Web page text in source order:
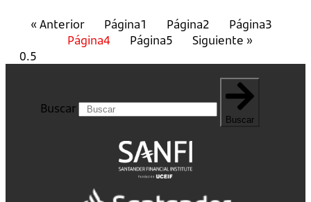
« Anterior Página1 Página2 Página3
Página4 Página5 Siguiente »
Buscar
Buscar